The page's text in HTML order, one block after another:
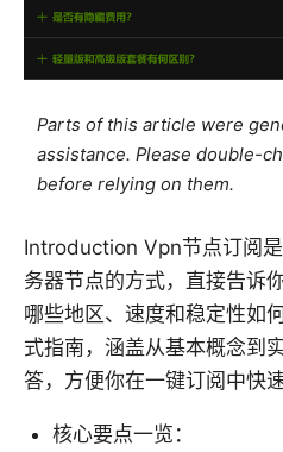
Parts of this article were
assistance. Please double-
before relying on them.
Introduction Vpn节点订阅
务器节点的方式，直接告诉
哪些地区、速度和稳定性如
式指南，涵盖从基本概念到
答，方便你在一键订阅中快速
核心要点一览：